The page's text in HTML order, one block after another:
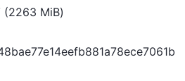
(2263 MiB)